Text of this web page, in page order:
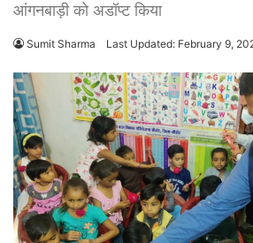
आंगनबाड़ी को अडॉप्ट किया
Sumit Sharma Last Updated: February 9,